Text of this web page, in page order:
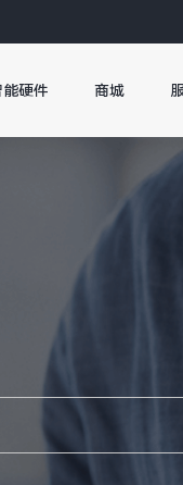
能硬件 商城